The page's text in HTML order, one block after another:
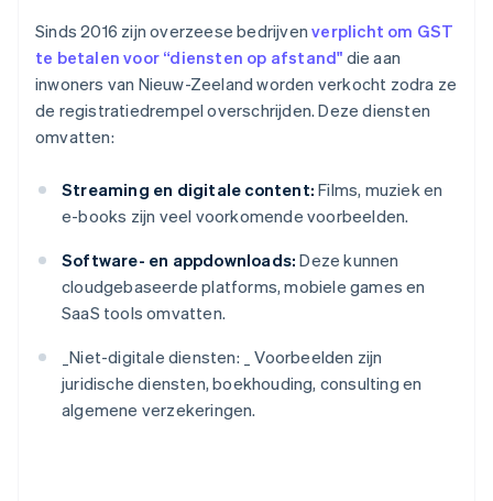
Sinds 2016 zijn overzeese bedrijvenverplicht om GST
te betalen voor “diensten op afstand" die aan
inwoners van Nieuw-Zeeland worden verkocht zodra ze
de registratiedrempel overschrijden. Deze diensten
omvatten:
Streaming en digitale content: Films, muziek en
e-books zijn veel voorkomende voorbeelden.
Software- en appdownloads: Deze kunnen
cloudgebaseerde platforms, mobiele games en
SaaS tools omvatten.
_Niet-digitale diensten: _
Voorbeelden zijn
juridische diensten, boekhouding, consulting en
algemene verzekeringen.